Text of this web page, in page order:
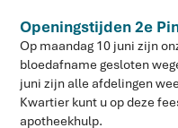
Openingstijden 2e
Op maandag 10 juni zijn
bloedafname gesloten
juni zijn alle afdelingen
Kwartier kunt u op deze
apotheekhulp.